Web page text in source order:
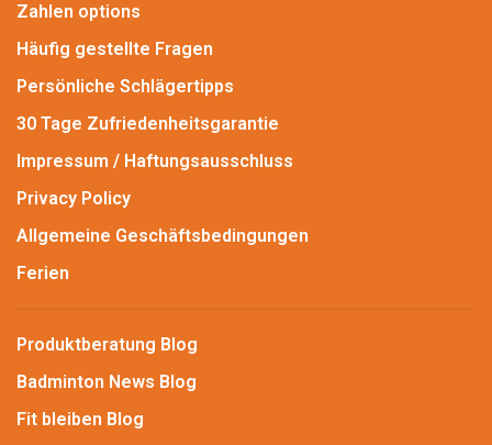
Zahlen options
Häufig gestellte Fragen
Persönliche Schlägertipps
30 Tage Zufriedenheitsgarantie
Impressum / Haftungsausschluss
Privacy Policy
Allgemeine Geschäftsbedingungen
Ferien
Produktberatung Blog
Badminton News Blog
Fit bleiben Blog